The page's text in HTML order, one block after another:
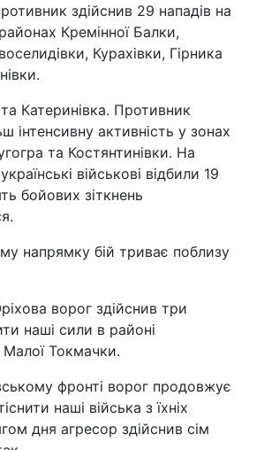
здійснив 29 нападів на
Кремінної Балки,
Курахівки, Гірника
Катеринівка. Противник
інтенсивну активність у зонах
та Костянтинівки. На
військові відбили 19
бойових зіткнень
напрямку бій триває поблизу
ворог здійснив три
наші сили в районі
Токмачки.
фронті ворог продовжує
наші війська з їхніх
дня агресор здійснив сім